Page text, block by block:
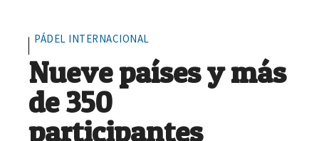
PÁDEL INTERNACIONAL
Nueve países y más
de 350
participantes